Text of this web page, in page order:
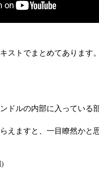
ストでまとめてあります
ドルの内部に入っている
えますと、一目瞭然かと
)